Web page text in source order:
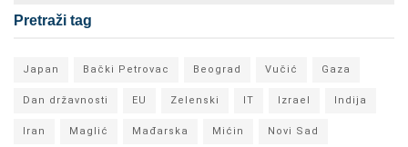
Pretraži tag
Japan Bački Petrovac Beograd Vučić Gaza
Dan državnosti EU Zelenski IT Izrael Indija
Iran Maglić Mađarska Mićin Novi Sad